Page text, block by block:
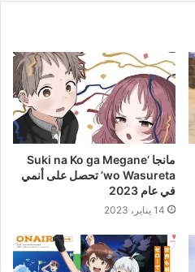
مانجا ‘Suki na Ko ga Megane
wo Wasureta’ تحصل على أنمي
في عام 2023
14 يناير، 2023